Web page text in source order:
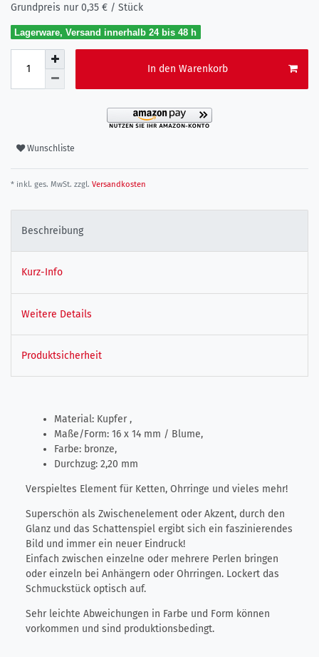
Grundpreis nur0,35 € / Stück
Lagerware, Versand innerhalb 24 bis 48 h
In den Warenkorb
Wunschliste
* inkl. ges. MwSt. zzgl. Versandkosten
Beschreibung
Kurz-Info
Weitere Details
Produktsicherheit
Material: Kupfer ,
Maße/Form: 16 x 14 mm / Blume,
Farbe: bronze,
Durchzug: 2,20 mm
Verspieltes Element für Ketten, Ohrringe und vieles mehr!
Superschön als Zwischenelement oder Akzent, durch den
Glanz und das Schattenspiel ergibt sich ein faszinierendes
Bild und immer ein neuer Eindruck!
Einfach zwischen einzelne oder mehrere Perlen bringen
oder einzeln bei Anhängern oder Ohrringen. Lockert das
Schmuckstück optisch auf.
Sehr leichte Abweichungen in Farbe und Form können
vorkommen und sind produktionsbedingt.